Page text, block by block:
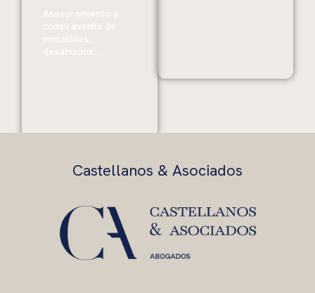
Asesoramiento y
compraventa de
inmuebles,
desahucios...
Castellanos & Asociados